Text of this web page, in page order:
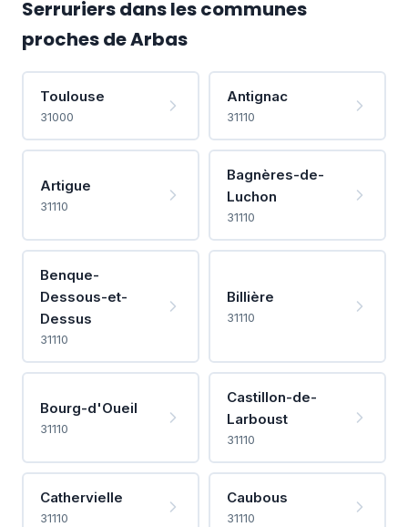
Serruriers dans les communes
proches de Arbas
Toulouse
31000
Antignac
31110
Artigue
31110
Bagnères-de-
Luchon
31110
Benque-
Dessous-et-
Dessus
31110
Billière
31110
Bourg-d'Oueil
31110
Castillon-de-
Larboust
31110
Cathervielle
31110
Caubous
31110